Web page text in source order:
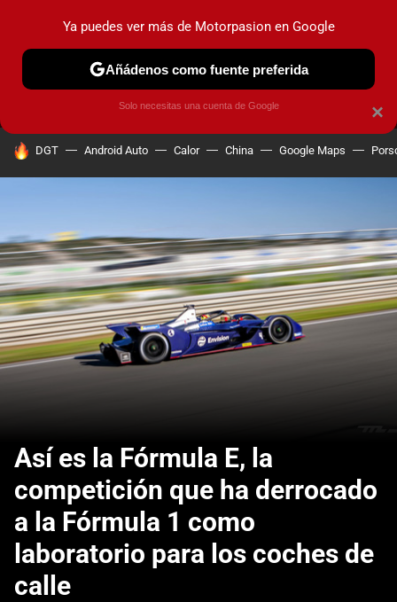
MENÚ NUEVO
COCHES ELÉCTRICOS OBSERVATORIO
HOY SE HABLA DE
DGT Android Auto Calor China Google Maps
Así es la Fórmula E, la
competición que ha derrocado
a la Fórmula 1 como
laboratorio para los coches de
calle
×
Ya puedes ver más de Motorpasion en Google
Añádenos como fuente preferida
Solo necesitas una cuenta de Google